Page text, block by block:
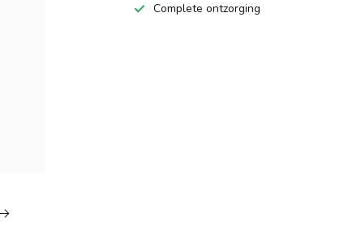
Complete ontzorging